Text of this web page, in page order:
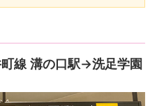
線 溝の口駅→洗足学園